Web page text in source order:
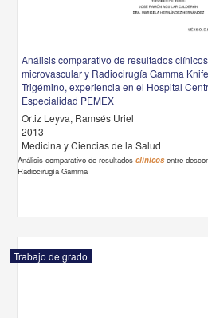
Análisis comparativo de resultados
microvascular y Radiocirugía Gamma
Trigémino, experiencia en el Hospital
Especialidad PEMEX
Ortiz Leyva, Ramsés Uriel
2013
Medicina y Ciencias de la Salud
Análisis comparativo de resultadosclínicosentre
Radiocirugía Gamma
Trabajo de grado